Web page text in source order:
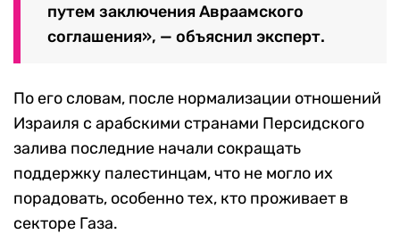
путем заключения Авраамского
соглашения», — объяснил эксперт.
По его словам, после нормализации отношений
Израиля с арабскими странами Персидского
залива последние начали сокращать
поддержку палестинцам, что не могло их
порадовать, особенно тех, кто проживает в
секторе Газа.